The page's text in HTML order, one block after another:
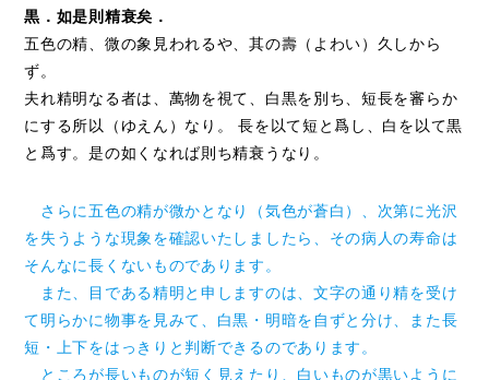
黒．如是則精衰矣．
五色の精、微の象見われるや、其の壽（よわい）久しから
ず。
夫れ精明なる者は、萬物を視て、白黒を別ち、短長を審らか
にする所以（ゆえん）なり。 長を以て短と爲し、白を以て黒
と爲す。是の如くなれば則ち精衰うなり。
さらに五色の精が微かとなり（気色が蒼白）、次第に光沢
を失うような現象を確認いたしましたら、その病人の寿命は
そんなに長くないものであります。
また、目である精明と申しますのは、文字の通り精を受け
て明らかに物事を見みて、白黒・明暗を自ずと分け、また長
短・上下をはっきりと判断できるのであります。
ところが長いものが短く見えたり、白いものが黒いように